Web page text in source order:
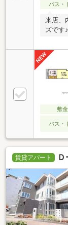
バス・
来店、
ズです♪
敷
バス・
賃貸アパート